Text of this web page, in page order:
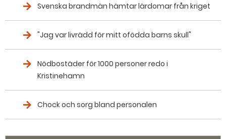
Svenska brandmän hämtar lärdomar från kriget
"Jag var livrädd för mitt ofödda barns skull"
Nödbostäder för 1000 personer redo i
Kristinehamn
Chock och sorg bland personalen